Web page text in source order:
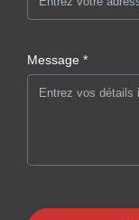
Message *